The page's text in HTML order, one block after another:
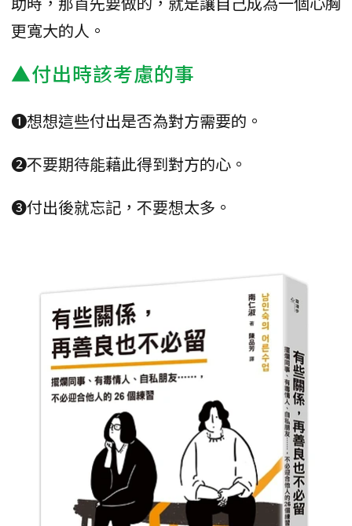
更寬大的人。
▲付出時該考慮的事
❶想想這些付出是否為對方需要的。
❷不要期待能藉此得到對方的心。
❸付出後就忘記，不要想太多。